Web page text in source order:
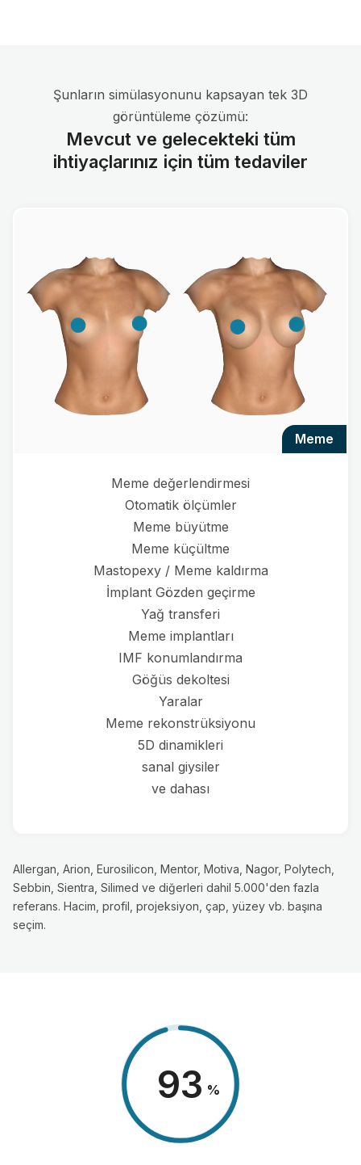
Şunların simülasyonunu kapsayan tek 3D
görüntüleme çözümü:
Mevcut ve gelecekteki tüm
ihtiyaçlarınız için tüm tedaviler
meme
Meme değerlendirmesi
Otomatik ölçümler
Meme büyütme
Meme küçültme
Mastopexy / Meme kaldırma
İmplant Gözden geçirme
Yağ transferi
Meme implantları
IMF konumlandırma
Göğüs dekoltesi
Yaralar
Meme rekonstrüksiyonu
5D dinamikleri
sanal giysiler
ve dahası
Allergan, Arion, Eurosilicon, Mentor, Motiva, Nagor, Polytech,
Sebbin, Sientra, Silimed ve diğerleri dahil 5.000'den fazla
referans. Hacim, profil, projeksiyon, çap, yüzey vb. başına
seçim.
98 %